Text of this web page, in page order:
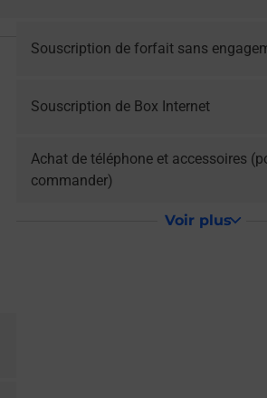
Souscription de forfait sans
Souscription de Box Internet
Achat de téléphone et accessoires
commander)
Voir plus